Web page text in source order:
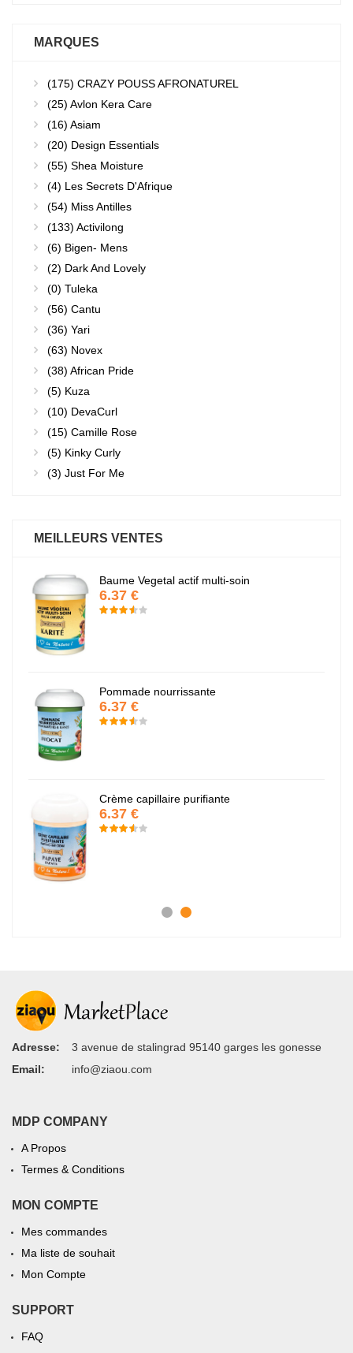
MARQUES
(175) CRAZY POUSS AFRONATUREL
(25) Avlon Kera Care
(16) Asiam
(20) Design Essentials
(55) Shea Moisture
(4) Les Secrets D'Afrique
(54) Miss Antilles
(133) Activilong
(6) Bigen- Mens
(2) Dark And Lovely
(0) Tuleka
(56) Cantu
(36) Yari
(63) Novex
(38) African Pride
(5) Kuza
(10) DevaCurl
(15) Camille Rose
(5) Kinky Curly
(3) Just For Me
MEILLEURS VENTES
Baume Vegetal actif multi-soin
6.37 €
Pommade nourrissante
6.37 €
Crème capillaire purifiante
6.37 €
Adresse:
3 avenue de stalingrad 95140 garges les gonesse
Email:
info@ziaou.com
MDP COMPANY
A Propos
Termes & Conditions
MON COMPTE
Mes commandes
Ma liste de souhait
Mon Compte
SUPPORT
FAQ